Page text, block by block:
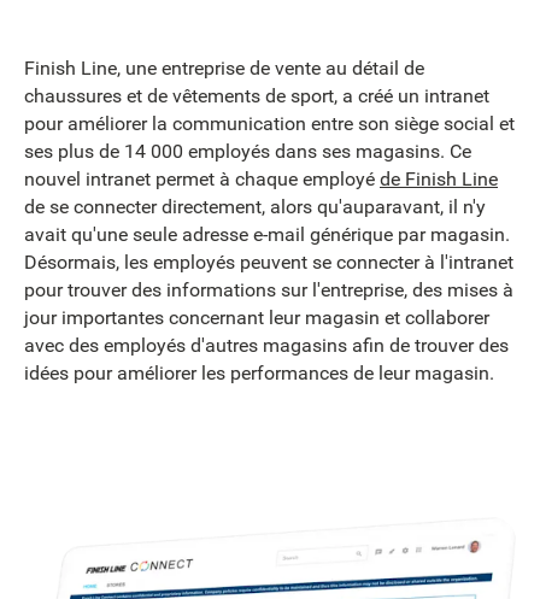
Finish Line, une entreprise de vente au détail de
chaussures et de vêtements de sport, a créé un intranet
pour améliorer la communication entre son siège social et
ses plus de 14 000 employés dans ses magasins. Ce
nouvel intranet permet à chaque employé de Finish Line
de se connecter directement, alors qu'auparavant, il n'y
avait qu'une seule adresse e-mail générique par magasin.
Désormais, les employés peuvent se connecter à l'intranet
pour trouver des informations sur l'entreprise, des mises à
jour importantes concernant leur magasin et collaborer
avec des employés d'autres magasins afin de trouver des
idées pour améliorer les performances de leur magasin.